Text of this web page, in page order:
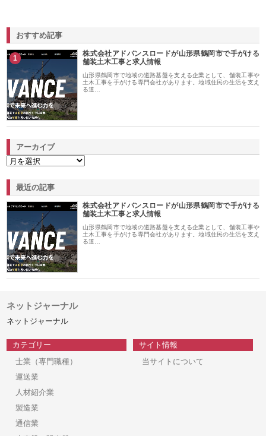
おすすめ記事
1
株式会社アドバンスロードが山形県鶴岡市で手がける
舗装土木工事と求人情報
山形県鶴岡市で地域の道路基盤を支える企業として、舗装工事や
土木工事を手がける専門会社があります。地域住民の生活を支え
る道…
アーカイブ
最近の記事
株式会社アドバンスロードが山形県鶴岡市で手がける
舗装土木工事と求人情報
山形県鶴岡市で地域の道路基盤を支える企業として、舗装工事や
土木工事を手がける専門会社があります。地域住民の生活を支え
る道…
ネットジャーナル
ネットジャーナル
カテゴリー
士業（専門職種）
運送業
人材紹介業
製造業
通信業
サイト情報
当サイトについて